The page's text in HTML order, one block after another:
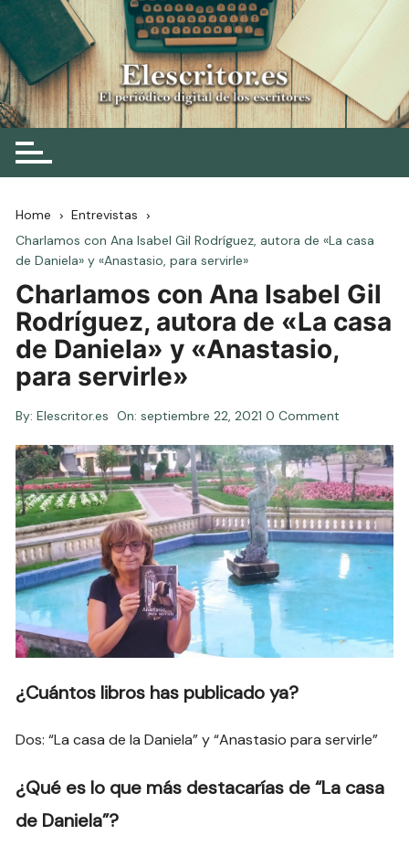
Skip
to
content
Elescritor.es
El periódico digital de los escritores
Home
Entrevistas
Charlamos con Ana Isabel Gil Rodríguez, autora de «La casa
de Daniela» y «Anastasio, para servirle»
Charlamos con Ana Isabel Gil
Rodríguez, autora de «La casa
de Daniela» y «Anastasio,
para servirle»
By: Elescritor.es On:septiembre 22, 2021 0 Comment
¿Cuántos libros has publicado ya?
Dos: “La casa de la Daniela” y “Anastasio para servirle”
¿Qué es lo que más destacarías de “La casa
de Daniela”?